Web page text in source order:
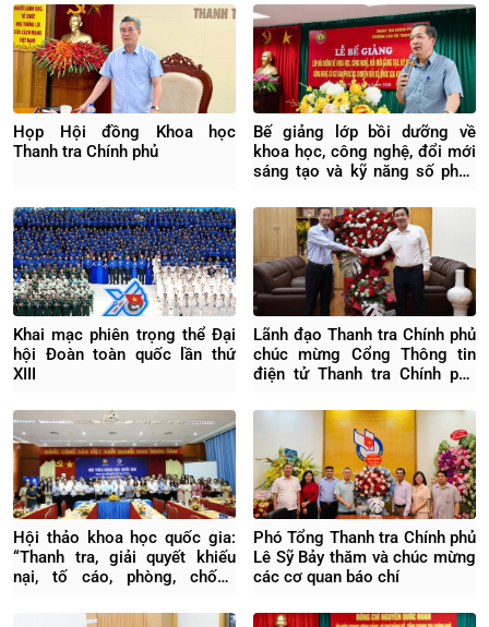
Họp Hội đồng Khoa học
Thanh tra Chính phủ
Bế giảng lớp bồi dưỡng về
khoa học, công nghệ, đổi mới
sáng tạo và kỹ năng số phục
Khai mạc phiên trọng thể Đại
hội Đoàn toàn quốc lần thứ
XIII
Lãnh đạo Thanh tra Chính phủ
chúc mừng Cổng Thông tin
điện tử Thanh tra Chính phủ
Hội thảo khoa học quốc gia:
“Thanh tra, giải quyết khiếu
nại, tố cáo, phòng, chống
trong kỷ nguyên mới”
Phó Tổng Thanh tra Chính phủ
Lê Sỹ Bảy thăm và chúc mừng
các cơ quan báo chí